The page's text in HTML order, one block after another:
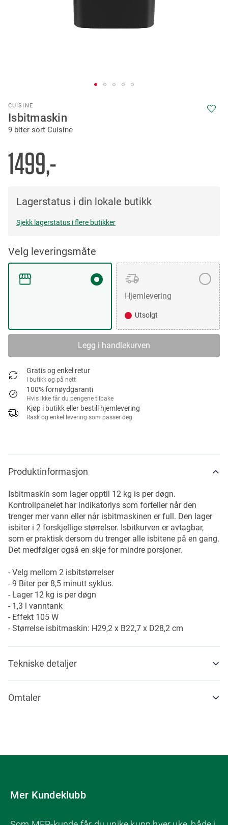
CUISINE
Isbitmaskin
9 biter sort Cuisine
1499,-
Lagerstatus i din lokale butikk
Sjekk lagerstatus i flere butikker
Velg leveringsmåte
Hjemlevering
Utsolgt
Legg i handlekurven
Gratis og enkel retur
I butikk og på nett
100% fornøydgaranti
Hvis ikke får du pengene tilbake
Kjøp i butikk eller bestill hjemlevering
Rask og enkel levering som passer deg
to
the
beginning
the
images
gallery
Produktinformasjon
Isbitmaskin som lager opptil 12 kg is per døgn.
Kontrollpanelet har indikatorlys som forteller når den
trenger mer vann eller når isbitmaskinen er full. Den lager
isbiter i 2 forskjellige størrelser. Isbitkurven er avtagbar,
som er praktisk dersom du trenger alle isbitene på en gang.
Det medfølger også en skje for mindre porsjoner.
- Velg mellom 2 isbitstørrelser
- 9 Biter per 8,5 minutt syklus.
- Lager 12 kg is per døgn
- 1,3 l vanntank
- Effekt 105 W
- Størrelse isbitmaskin: H29,2 x B22,7 x D28,2 cm
Tekniske detaljer
Omtaler
Mer Kundeklubb